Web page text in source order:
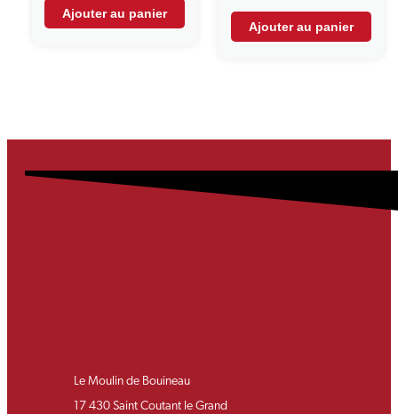
Ajouter au panier
Ajouter au panier
Le Moulin de Bouineau
17 430 Saint Coutant le Grand